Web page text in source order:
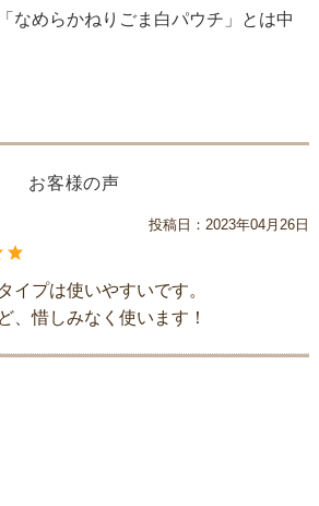
なめらかねりごま白パウチ」とは中
お客様の声
投稿日： 2023年04月26日
イプは使いやすいです。
、惜しみなく使います！